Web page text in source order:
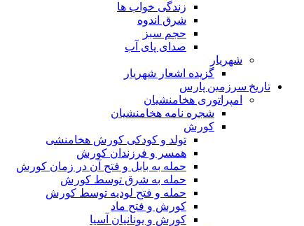
زندگی خواب ها
شرق اندوه
حجم سبز
صدای پای آب
شهریار
گزیده اشعار شهریار
تاریخ سرزمین پارس
امپراتوری هخامنشیان
شجره نامه هخامنشیان
کورش
تولد و کودکی کورش هخامنشی
همسر و فرزندان کورش
حمله به بابل و فتح آن در زمان کورش
حمله به شرق توسط کورش
حمله و فتح لودیه توسط کورش
کورش و فتح ماد
کورش و یونانیان آسیا